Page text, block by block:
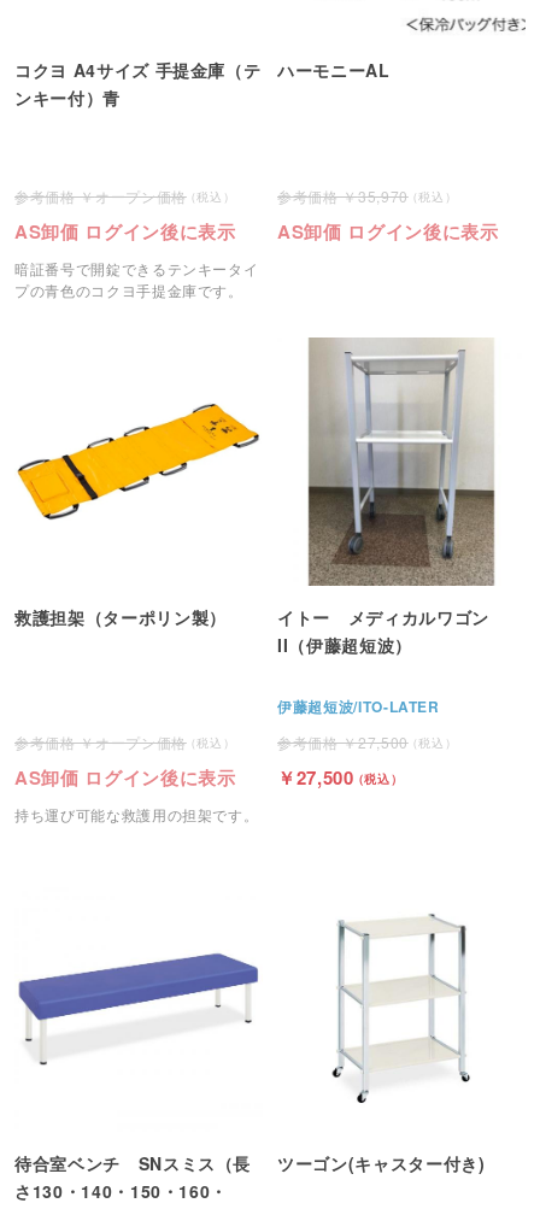
コクヨ A4サイズ 手提金庫（テ
ンキー付）青
オープン価格
AS卸価 ログイン後に表示
暗証番号で開錠できるテンキータイ
プの青色のコクヨ手提金庫です。
ハーモニーAL
35,970
AS卸価 ログイン後に表示
救護担架（ターポリン製）
オープン価格
AS卸価 ログイン後に表示
持ち運び可能な救護用の担架です。
イトー メディカルワゴン
II（伊藤超短波）
伊藤超短波/ITO-LATER
27,500
27,500
待合室ベンチ SNスミス（長
さ130・140・150・160・
ツーゴン(キャスター付き)